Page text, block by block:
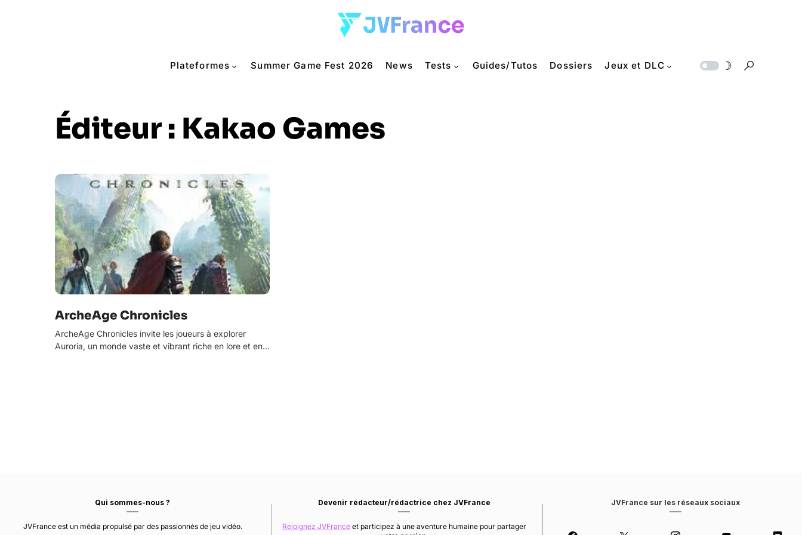
Plateformes Summer Game Fest 2026 News Tests Guides/Tutos Dossiers Jeux et DLC
Éditeur : Kakao Games
ArcheAge Chronicles
ArcheAge Chronicles invite les joueurs à explorer
Auroria, un monde vaste et vibrant riche en lore et en…
Qui sommes-nous ?
JVFrance est un média propulsé par des passionnés de jeu vidéo.
Devenir rédacteur/rédactrice chez JVFrance
Rejoignez JVFranceet participez à une aventure humaine pour partager
JVFrance sur les réseaux sociaux